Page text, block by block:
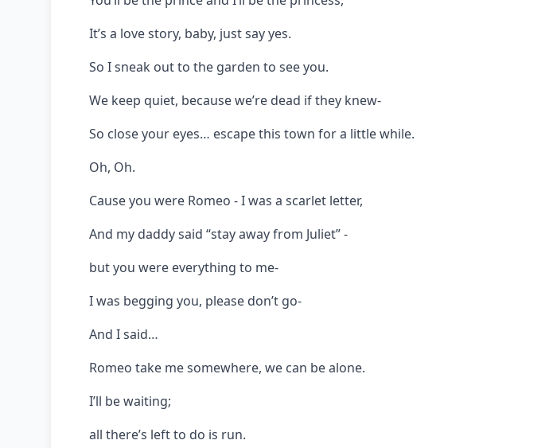
It’s a love story, baby, just say yes.
So I sneak out to the garden to see you.
We keep quiet, because we’re dead if they knew-
So close your eyes… escape this town for a little while.
Oh, Oh.
Cause you were Romeo - I was a scarlet letter,
And my daddy said “stay away from Juliet” -
but you were everything to me-
I was begging you, please don’t go-
And I said…
Romeo take me somewhere, we can be alone.
I’ll be waiting;
all there’s left to do is run.